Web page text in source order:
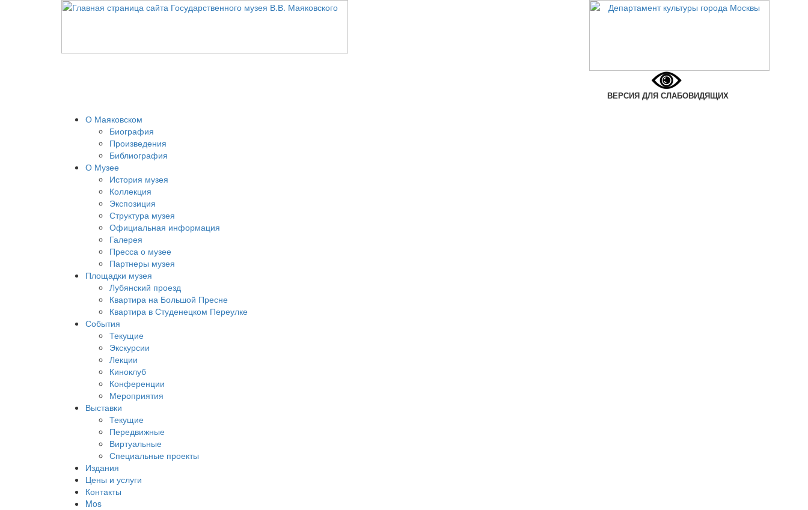
ВЕРСИЯ ДЛЯ СЛАБОВИДЯЩИХ
О Маяковском
Биография
Произведения
Библиография
О Музее
История музея
Коллекция
Экспозиция
Структура музея
Официальная информация
Галерея
Пресса о музее
Партнеры музея
Площадки музея
Лубянский проезд
Квартира на Большой Пресне
Квартира в Студенецком Переулке
События
Текущие
Экскурсии
Лекции
Киноклуб
Конференции
Мероприятия
Выставки
Текущие
Передвижные
Виртуальные
Специальные проекты
Издания
Цены и услуги
Контакты
Mos